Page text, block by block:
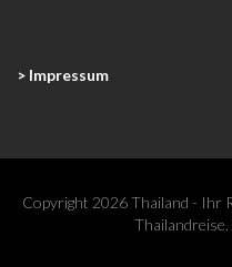
> Impressum
Copyright 2026 Thailand - Ihr
Thailandreise.